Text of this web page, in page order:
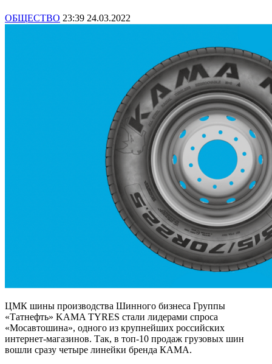
ОБЩЕСТВО 23:39 24.03.2022
ЦМК шины производства Шинного бизнеса Группы
«Татнефть» KAMA TYRES стали лидерами спроса
«Мосавтошина», одного из крупнейших российских
интернет-магазинов. Так, в топ-10 продаж грузовых шин
вошли сразу четыре линейки бренда КАМА.